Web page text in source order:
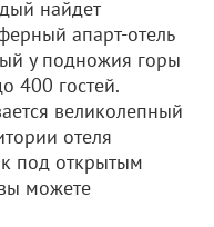
найдет
апарт-отель
у подножия горы
400 гостей.
великолепный
отеля
под открытым
можете